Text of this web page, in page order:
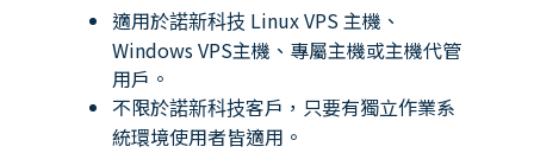
適用於諾新科技 Linux VPS 主機、
Windows VPS主機、專屬主機或主機代管
用戶。
不限於諾新科技客戶，只要有獨立作業系
統環境使用者皆適用。